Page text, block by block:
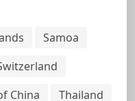
Samoa
China Thailand